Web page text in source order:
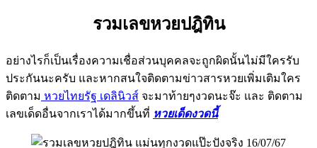
รวมเลขหวยปฎิทิน
อย่างไรก็เป็นเรื่องความเชื่อส่วนบุคคลจะถูกผิดนั้นไม่มีใครรับ
ประกันนะครับ และหากสนใจติดตามข่าวสารหวยเพิ่มเติมใคร
ติดตาม หวยไทยรัฐ เดลินิวส์ จะมาท้ายๆงวดนะจ๊ะ และ ติดตาม
เลขเด็ดอื่นจากเราได้มากขึ้นที่ หวยเด็ดงวดนี้